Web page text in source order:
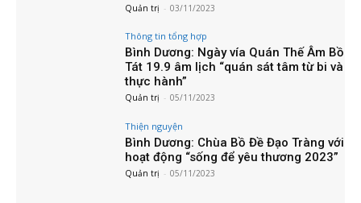
Quản trị - 03/11/2023
Thông tin tổng hợp
Bình Dương: Ngày vía Quán Thế Âm Bồ
Tát 19.9 âm lịch “quán sát tâm từ bi và
thực hành”
Quản trị - 05/11/2023
Thiện nguyện
Bình Dương: Chùa Bồ Đề Đạo Tràng với
hoạt động “sống để yêu thương 2023”
Quản trị - 05/11/2023